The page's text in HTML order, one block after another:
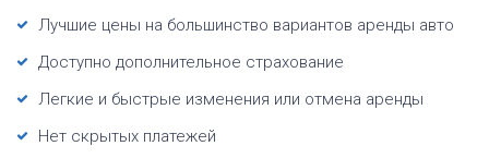
Лучшие цены на большинство вариантов аренды авто
Доступно дополнительное страхование
Легкие и быстрые изменения или отмена аренды
Нет скрытых платежей